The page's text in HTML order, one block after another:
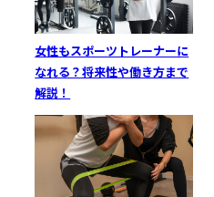
女性もスポーツトレーナーに
なれる？将来性や働き方まで
解説！